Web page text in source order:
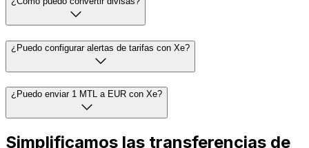
¿Puedo configurar alertas de tarifas con Xe?
¿Puedo enviar 1 MTL a EUR con Xe?
Simplificamos las transferencias de